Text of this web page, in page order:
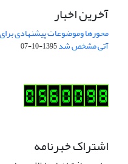
آخرین اخبار
محورها وموضوعات پیشنهادی
آتی مشخص شد1395-10-07
اشتراک خبرنامه